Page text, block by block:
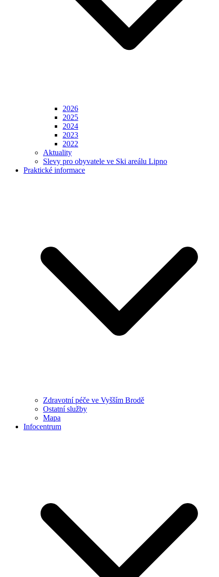
2026
2025
2024
2023
2022
Aktuality
Slevy pro obyvatele ve Ski areálu Lipno
Praktické informace
Zdravotní péče ve Vyšším Brodě
Ostatní služby
Mapa
Infocentrum